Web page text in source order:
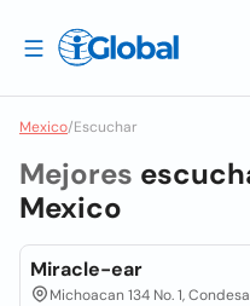
Mexico/Escuchar
Mejores
Mexico
Miracle-ear
Michoacan 134 No. 1,